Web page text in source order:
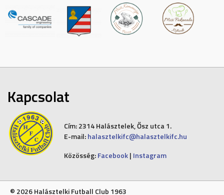
Kapcsolat
Cím:2314 Halásztelek, Ősz utca 1.
E-mail: halasztelkifc@halasztelkifc.hu
Közösség: Facebook| Instagram
© 2026 Halásztelki Futball Club 1963